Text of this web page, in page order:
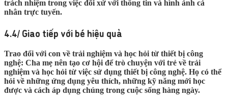
trách nhiệm trong việc đối xử với thông tin và hình ảnh cá
nhân trực tuyến.
4.4/ Giao tiếp với bé hiệu quả
Trao đổi với con về trải nghiệm và học hỏi từ thiết bị công
nghệ: Cha mẹ nên tạo cơ hội để trò chuyện với trẻ về trải
nghiệm và học hỏi từ việc sử dụng thiết bị công nghệ. Họ có thể
hỏi về những ứng dụng yêu thích, những kỹ năng mới học
được và cách áp dụng chúng trong cuộc sống hàng ngày.